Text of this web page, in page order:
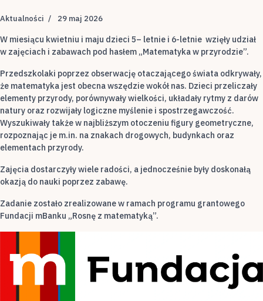
Aktualności 29 maj 2026
W miesiącu kwietniu i maju dzieci 5– letnie i 6-letnie wzięły udział
w zajęciach i zabawach pod hasłem „Matematyka w przyrodzie”.
Przedszkolaki poprzez obserwację otaczającego świata odkrywały,
że matematyka jest obecna wszędzie wokół nas. Dzieci przeliczały
elementy przyrody, porównywały wielkości, układały rytmy z darów
natury oraz rozwijały logiczne myślenie i spostrzegawczość.
Wyszukiwały także w najbliższym otoczeniu figury geometryczne,
rozpoznając je m.in. na znakach drogowych, budynkach oraz
elementach przyrody.
Zajęcia dostarczyły wiele radości, a jednocześnie były doskonałą
okazją do nauki poprzez zabawę.
Zadanie zostało zrealizowane w ramach programu grantowego
Fundacji mBanku „Rosnę z matematyką”.